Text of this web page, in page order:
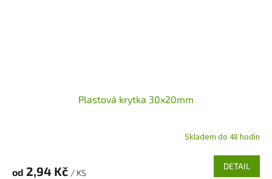
Plastová krytka 30x20mm
Skladem do 48 hodin
od 2,94 Kč / KS
DETAIL